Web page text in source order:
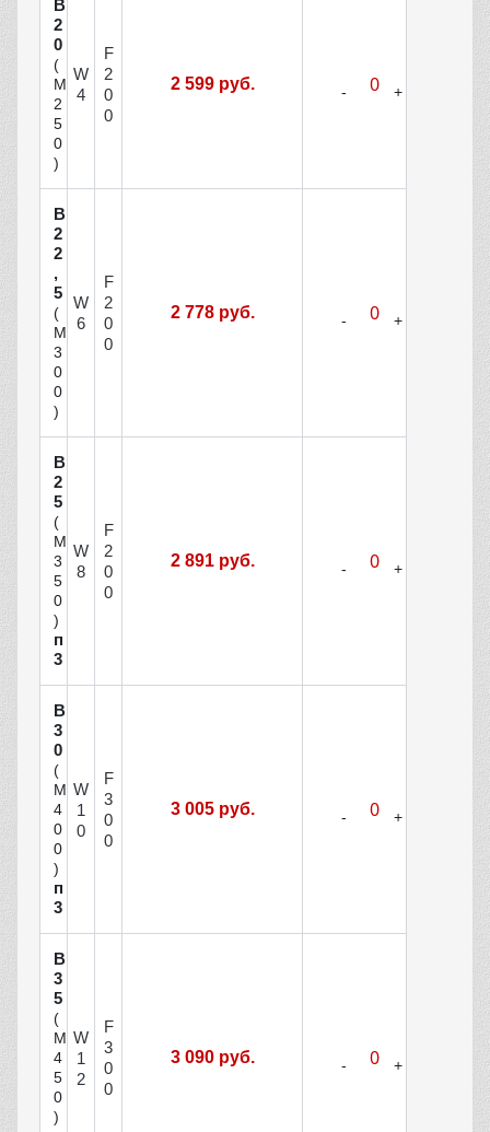
В
2
0
(
М
2
5
0
)
W
4
F
2
0
0
2 599 руб.
В
2
2
,
5
(
М
3
0
0
)
W
6
F
2
0
0
2 778 руб.
В
2
5
(
М
3
5
0
)
п
3
W
8
F
2
0
0
2 891 руб.
В
3
0
(
М
4
0
0
)
п
3
W
1
0
F
3
0
0
3 005 руб.
В
3
5
(
М
4
5
0
)
W
1
2
F
3
0
0
3 090 руб.